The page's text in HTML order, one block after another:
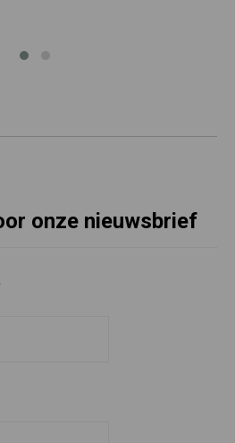
onze nieuwsbrief